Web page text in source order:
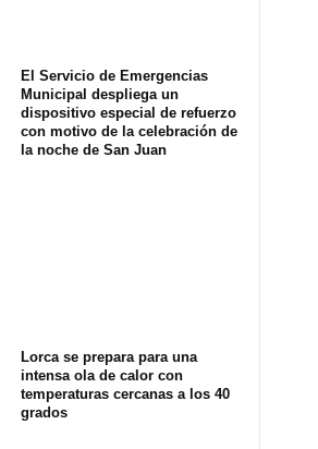
El Servicio de Emergencias
Municipal despliega un
dispositivo especial de refuerzo
con motivo de la celebración de
la noche de San Juan
Lorca se prepara para una
intensa ola de calor con
temperaturas cercanas a los 40
grados